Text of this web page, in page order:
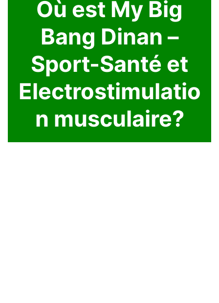
Où est My Big
Bang Dinan –
Sport-Santé et
Electrostimulatio
n musculaire?